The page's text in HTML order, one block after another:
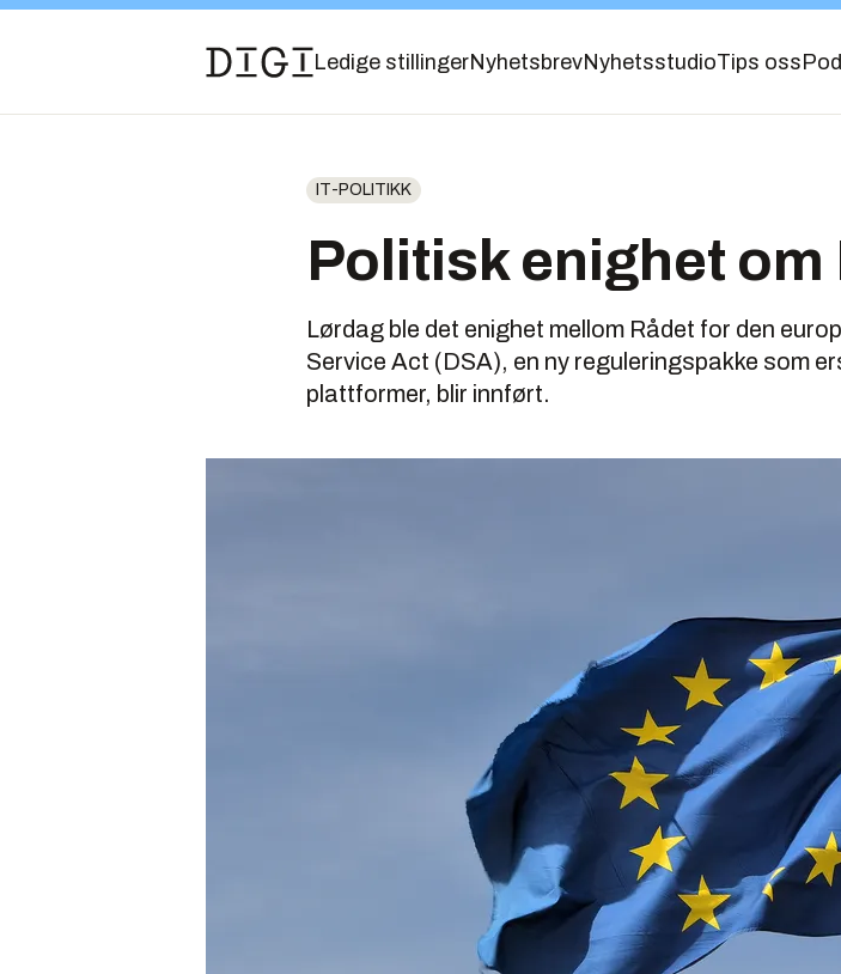
Ledige stillingerNyhetsbrevNyhetsstudioTips oss
IT-POLITIKK
Politisk enighet om
Lørdag ble det enighet mellom Rådet for den
Service Act (DSA), en ny reguleringspakke som
plattformer, blir innført.